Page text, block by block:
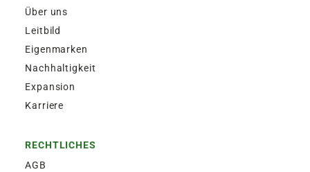
Über uns
Leitbild
Eigenmarken
Nachhaltigkeit
Expansion
Karriere
RECHTLICHES
AGB